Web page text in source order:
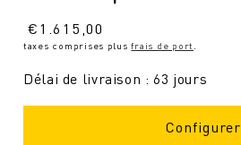
Prix
normal
€1.615,00
taxes comprises plusfrais de port
Délai de livraison : 63 jours
Configurer